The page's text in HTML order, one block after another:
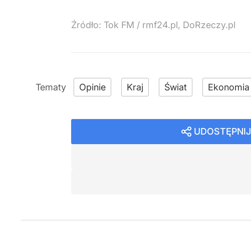
Źródło: Tok FM / rmf24.pl, DoRzeczy.pl
Opinie Kraj Świat Ekonomia
UDOSTĘPNIJ